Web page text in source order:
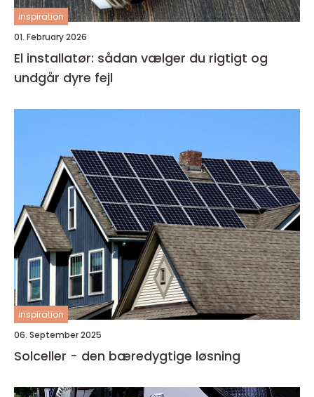
inspiration
01. February 2026
El installatør: sådan vælger du rigtigt og
undgår dyre fejl
inspiration
06. September 2025
Solceller - den bæredygtige løsning